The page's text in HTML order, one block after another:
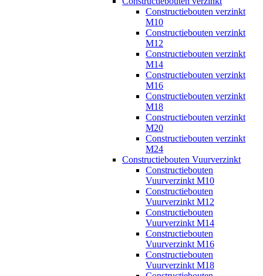
Constructiebouten verzinkt
M10
Constructiebouten verzinkt
M12
Constructiebouten verzinkt
M14
Constructiebouten verzinkt
M16
Constructiebouten verzinkt
M18
Constructiebouten verzinkt
M20
Constructiebouten verzinkt
M24
Constructiebouten Vuurverzinkt
Constructiebouten
Vuurverzinkt M10
Constructiebouten
Vuurverzinkt M12
Constructiebouten
Vuurverzinkt M14
Constructiebouten
Vuurverzinkt M16
Constructiebouten
Vuurverzinkt M18